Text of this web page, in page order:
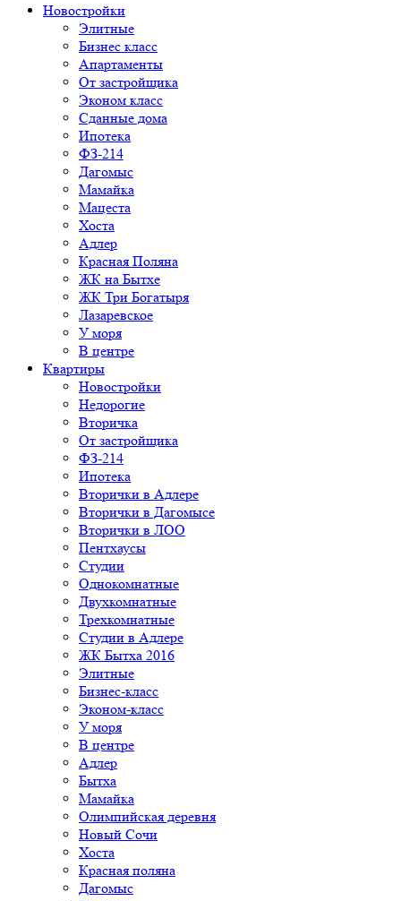
Новостройки
Элитные
Бизнес класс
Апартаменты
От застройщика
Эконом класс
Сданные дома
Ипотека
ФЗ-214
Дагомыс
Мамайка
Мацеста
Хоста
Адлер
Красная Поляна
ЖК на Бытхе
ЖК Три Богатыря
Лазаревское
У моря
В центре
Квартиры
Новостройки
Недорогие
Вторичка
От застройщика
ФЗ-214
Ипотека
Вторички в Адлере
Вторички в Дагомысе
Вторички в ЛОО
Пентхаусы
Студии
Однокомнатные
Двухкомнатные
Трехкомнатные
Студии в Адлере
ЖК Бытха 2016
Элитные
Бизнес-класс
Эконом-класс
У моря
В центре
Адлер
Бытха
Мамайка
Олимпийская деревня
Новый Сочи
Хоста
Красная поляна
Дагомыс